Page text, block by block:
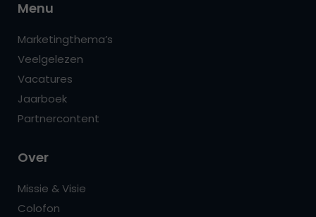
Menu
Marketingthema’s
Veelgelezen
Vacatures
Jaarboek
Partnercontent
Over
Missie & Visie
Colofon